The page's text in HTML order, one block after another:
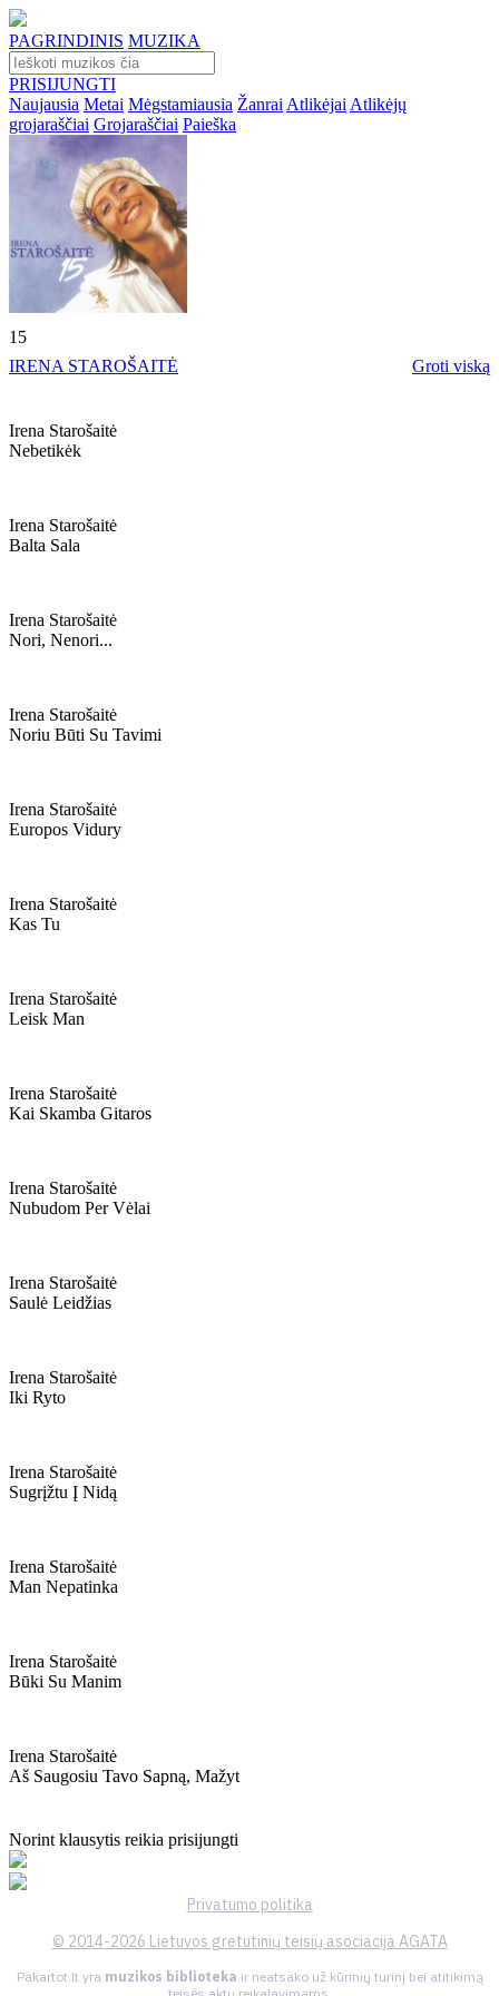
PAGRINDINIS MUZIKA
PRISIJUNGTI
Naujausia Metai Mėgstamiausia Žanrai Atlikėjai Atlikėjų
grojaraščiai Grojaraščiai Paieška
15
IRENA STAROŠAITĖ
Groti viską
Irena Starošaitė
Nebetikėk
Irena Starošaitė
Balta Sala
Irena Starošaitė
Nori, Nenori...
Irena Starošaitė
Noriu Būti Su Tavimi
Irena Starošaitė
Europos Vidury
Irena Starošaitė
Kas Tu
Irena Starošaitė
Leisk Man
Irena Starošaitė
Kai Skamba Gitaros
Irena Starošaitė
Nubudom Per Vėlai
Irena Starošaitė
Saulė Leidžias
Irena Starošaitė
Iki Ryto
Irena Starošaitė
Sugrįžtu Į Nidą
Irena Starošaitė
Man Nepatinka
Irena Starošaitė
Būki Su Manim
Irena Starošaitė
Aš Saugosiu Tavo Sapną, Mažyt
Norint klausytis reikia prisijungti
Privatumo politika
© 2014-2026 Lietuvos gretutinių teisių asociacija AGATA
Pakartot.lt yra muzikos biblioteka ir neatsako už kūrinių turinį bei atitikimą